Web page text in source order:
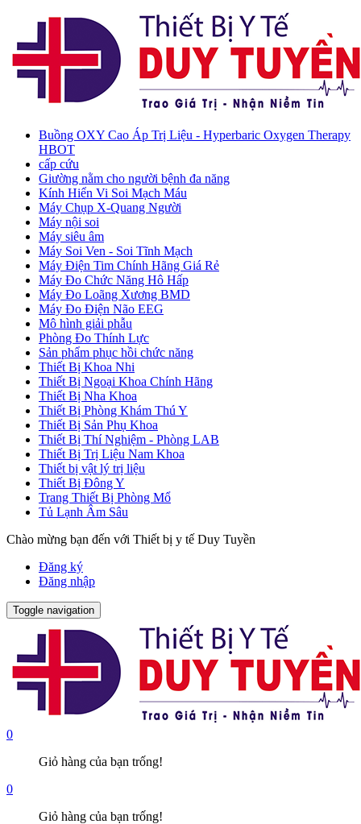
Buồng OXY Cao Áp Trị Liệu - Hyperbaric Oxygen Therapy
HBOT
cấp cứu
Giường nằm cho người bệnh đa năng
Kính Hiển Vi Soi Mạch Máu
Máy Chụp X-Quang Người
Máy nội soi
Máy siêu âm
Máy Soi Ven - Soi Tĩnh Mạch
Máy Điện Tim Chính Hãng Giá Rẻ
Máy Đo Chức Năng Hô Hấp
Máy Đo Loãng Xương BMD
Máy Đo Điện Não EEG
Mô hình giải phẫu
Phòng Đo Thính Lực
Sản phẩm phục hồi chức năng
Thiết Bị Khoa Nhi
Thiết Bị Ngoại Khoa Chính Hãng
Thiết Bị Nha Khoa
Thiết Bị Phòng Khám Thú Y
Thiết Bị Sản Phụ Khoa
Thiết Bị Thí Nghiệm - Phòng LAB
Thiết Bị Trị Liệu Nam Khoa
Thiết bị vật lý trị liệu
Thiết Bị Đông Y
Trang Thiết Bị Phòng Mổ
Tủ Lạnh Âm Sâu
Chào mừng bạn đến với Thiết bị y tế Duy Tuyền
Đăng ký
Đăng nhập
Toggle navigation
0
Giỏ hàng của bạn trống!
0
Giỏ hàng của bạn trống!